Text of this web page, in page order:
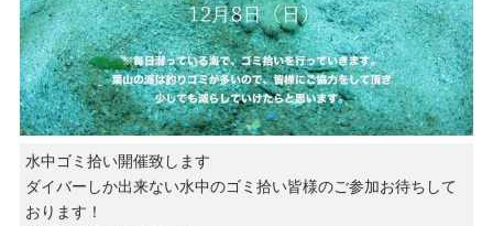
水中ゴミ拾い開催致します
ダイバーしか出来ない水中のゴミ拾い皆様のご参加お待ちして
おります！